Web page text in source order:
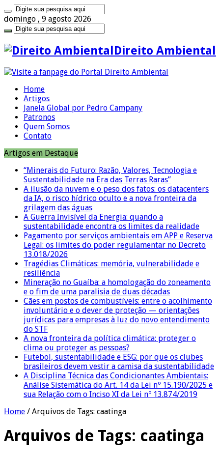
domingo , 9 agosto 2026
Direito Ambiental
Home
Artigos
Janela Global por Pedro Campany
Patronos
Quem Somos
Contato
Artigos em Destaque
“Minerais do Futuro: Razão, Valores, Tecnologia e
Sustentabilidade na Era das Terras Raras”
A ilusão da nuvem e o peso dos fatos: os datacenters
da IA, o risco hídrico oculto e a nova fronteira da
grilagem das águas
A Guerra Invisível da Energia: quando a
sustentabilidade encontra os limites da realidade
Pagamento por serviços ambientais em APP e Reserva
Legal: os limites do poder regulamentar no Decreto
13.018/2026
Tragédias Climáticas: memória, vulnerabilidade e
resiliência
Mineração no Guaíba: a homologação do zoneamento
e o fim de uma paralisia de duas décadas
Cães em postos de combustíveis: entre o acolhimento
involuntário e o dever de proteção — orientações
jurídicas para empresas à luz do novo entendimento
do STF
A nova fronteira da política climática: proteger o
clima ou proteger as pessoas?
Futebol, sustentabilidade e ESG: por que os clubes
brasileiros devem vestir a camisa da sustentabilidade
A Disciplina Técnica das Condicionantes Ambientais:
Análise Sistemática do Art. 14 da Lei nº 15.190/2025 e
sua Relação com o Inciso XI da Lei nº 13.874/2019
Home / Arquivos de Tags: caatinga
Arquivos de Tags: caatinga